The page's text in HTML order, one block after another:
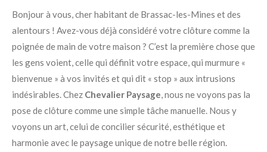
Bonjour à vous, cher habitant de Brassac-les-Mines et des
alentours ! Avez-vous déjà considéré votre clôture comme la
poignée de main de votre maison ? C’est la première chose que
les gens voient, celle qui définit votre espace, qui murmure «
bienvenue » à vos invités et qui dit « stop » aux intrusions
indésirables. Chez Chevalier Paysage , nous ne voyons pas la
pose de clôture comme une simple tâche manuelle. Nous y
voyons un art, celui de concilier sécurité, esthétique et
harmonie avec le paysage unique de notre belle région.